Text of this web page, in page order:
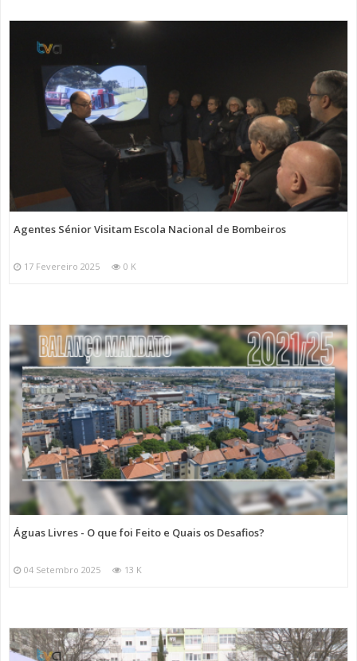
Agentes Sénior Visitam Escola Nacional de Bombeiros
17 Fevereiro 2025 0 K
Águas Livres - O que foi Feito e Quais os Desafios?
04 Setembro 2025 13 K